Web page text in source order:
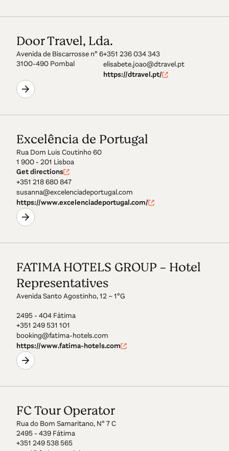
Door Travel, Lda.
Avenida de Biscarrosse nº 6
3100-490 Pombal
+351 236 034 343
elisabete.joao@dtravel.pt
https://dtravel.pt/
Excelência de Portugal
Rua Dom Luis Coutinho 60
1 900 - 201 Lisboa
Get directions
+351 218 680 847
susanna@excelenciadeportugal.com
https://www.excelenciadeportugal.com/
FATIMA HOTELS GROUP - Hotel
Representatives
Avenida Santo Agostinho, 12 – 1ºG
2495 - 404 Fátima
+351 249 531 101
booking@fatima-hotels.com
https://www.fatima-hotels.com
FC Tour Operator
Rua do Bom Samaritano, Nº 7 C
2495 - 439 Fátima
+351 249 538 565